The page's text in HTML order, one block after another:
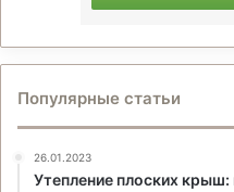
Популярные статьи
26.01.2023
Утепление плоских